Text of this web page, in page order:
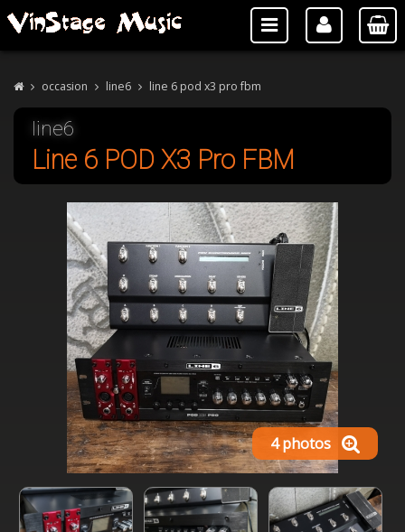
occasion line6 line 6 pod x3 pro fbm
line6
Line 6 POD X3 Pro FBM
4 photos